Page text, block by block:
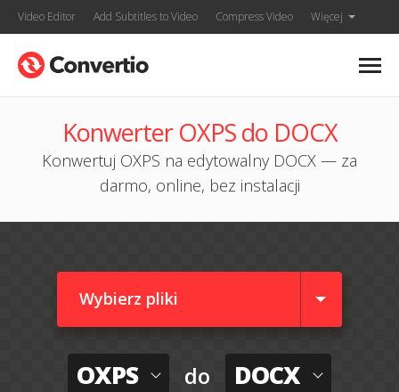
Video Editor Add Subtitles to Video Compress Video Więcej
Konwerter OXPS do DOCX
Konwertuj OXPS na edytowalny DOCX — za
darmo, online, bez instalacji
Wybierz pliki
OXPS do DOCX